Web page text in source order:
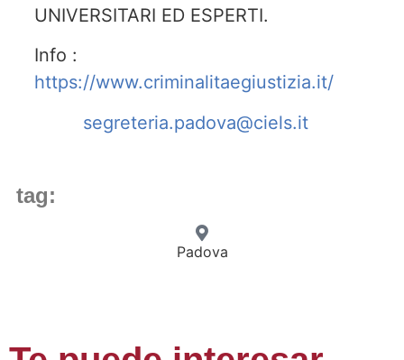
UNIVERSITARI ED ESPERTI.
Info :
https://www.criminalitaegiustizia.it/
segreteria.padova@ciels.it
tag:
Padova